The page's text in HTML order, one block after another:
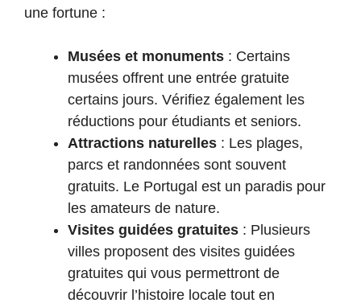
une fortune :
Musées et monuments : Certains
musées offrent une entrée gratuite
certains jours. Vérifiez également les
réductions pour étudiants et seniors.
Attractions naturelles : Les plages,
parcs et randonnées sont souvent
gratuits. Le Portugal est un paradis pour
les amateurs de nature.
Visites guidées gratuites : Plusieurs
villes proposent des visites guidées
gratuites qui vous permettront de
découvrir l’histoire locale tout en